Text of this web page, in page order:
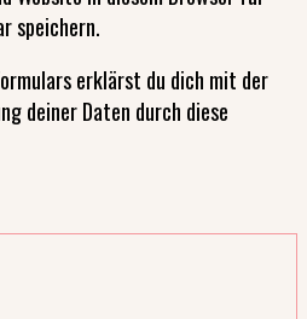
speichern.
erklärst du dich mit der
deiner Daten durch diese